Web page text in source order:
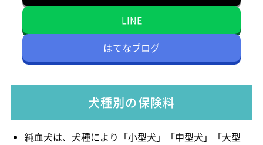
LINE
はてなブログ
犬種別の保険料
純血犬は、犬種により「小型犬」「中型犬」「大型